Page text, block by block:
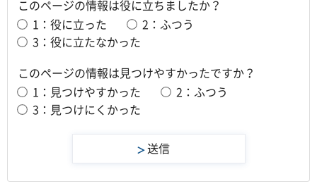
このページの情報は役に立ちましたか？
1：役に立った
2：ふつう
3：役に立たなかった
このページの情報は見つけやすかったですか？
1：見つけやすかった
2：ふつう
3：見つけにくかった